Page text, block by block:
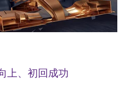
上、初回成功